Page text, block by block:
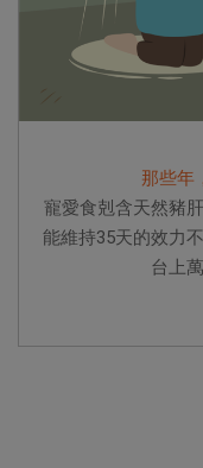
那些年
寵愛食剋含天然豬
能維持35天的效力
台上